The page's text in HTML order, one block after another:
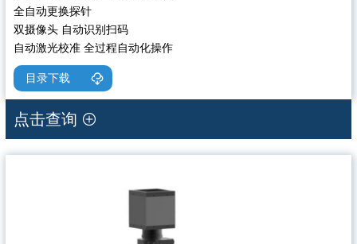
全自动更换探针
双摄像头 自动识别扫码
自动激光校准 全过程自动化操作
目录下载
点击查询